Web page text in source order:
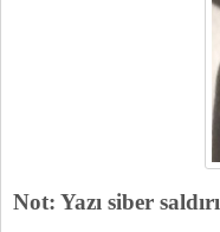
Not: Yazı siber